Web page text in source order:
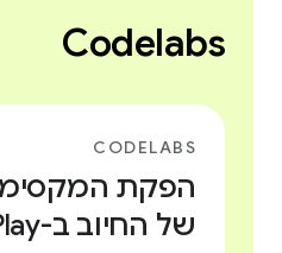
Codelabs
CODELABS
הפקת
של החיוב ב-Play